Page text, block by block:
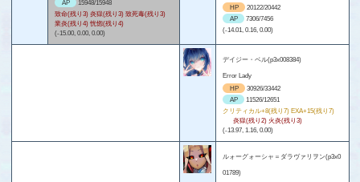
AP
15948/15948
致命(残り3) 炎獄(残り3) 致死毒(残り3)
業炎(残り4) 恍惚(残り4)
(-15.00, 0.00, 0.00)
HP
20122/20442
AP
7306/7456
(-14.01, 0.16, 0.00)
デイジー・ベル(p3x008384)
Error Lady
HP
30926/33442
AP
11526/12651
クリティカル+8(残り7) EXA+15(残り7)
炎獄(残り2) 火炎(残り3)
(-13.97, 1.16, 0.00)
ルォーグォーシャ＝ダラヴァリヲン(p3x0
01789)